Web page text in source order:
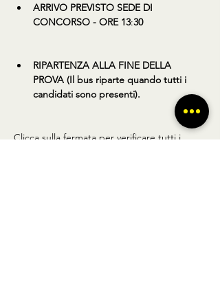
ARRIVO PREVISTO SEDE DI
CONCORSO - ORE 13:30
RIPARTENZA ALLA FINE DELLA
PROVA (Il bus riparte quando tutti i
candidati sono presenti).
Clicca sulla fermata per verificare tutti i